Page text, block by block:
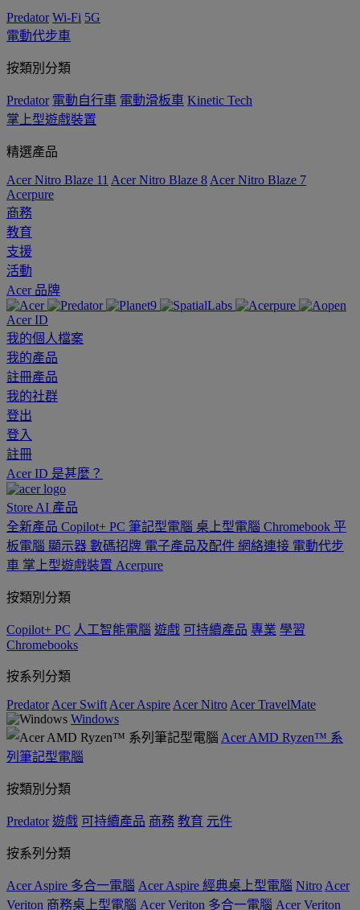
Predator Wi-Fi 5G
電動代步車
按類別分類
Predator 電動自行車 電動滑板車 Kinetic Tech
掌上型遊戲裝置
精選產品
Acer Nitro Blaze 11 Acer Nitro Blaze 8 Acer Nitro Blaze 7
Acerpure
商務
教育
支援
活動
Acer 品牌
Acer ID
我的個人檔案
我的產品
註冊產品
我的社群
登出
登入
註冊
Acer ID 是甚麼？
Store AI 產品
全新產品 Copilot+ PC 筆記型電腦 桌上型電腦 Chromebook 平
板電腦 顯示器 數碼招牌 電子產品及配件 網絡連接 電動代步
車 掌上型遊戲裝置 Acerpure
按類別分類
Copilot+ PC 人工智能電腦 遊戲 可持續產品 專業 學習
Chromebooks
按系列分類
Predator Acer Swift Acer Aspire Acer Nitro Acer TravelMate
Windows
Acer AMD Ryzen™ 系
列筆記型電腦
按類別分類
Predator 遊戲 可持續產品 商務 教育 元件
按系列分類
Acer Aspire 多合一電腦 Acer Aspire 經典桌上型電腦 Nitro Acer
Veriton 商務桌上型電腦 Acer Veriton 多合一電腦 Acer Veriton